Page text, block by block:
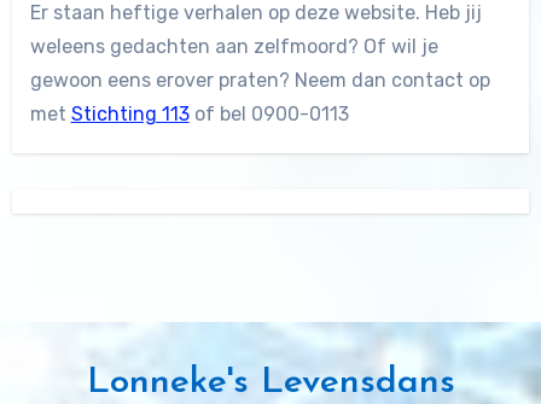
Er staan heftige verhalen op deze website. Heb jij
weleens gedachten aan zelfmoord? Of wil je
gewoon eens erover praten? Neem dan contact op
met Stichting 113of bel 0900-0113
Lonneke's Levensdans